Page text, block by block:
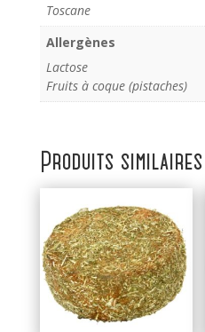
Toscane
Allergènes
Lactose
Fruits à coque (pistaches)
Produits similaires